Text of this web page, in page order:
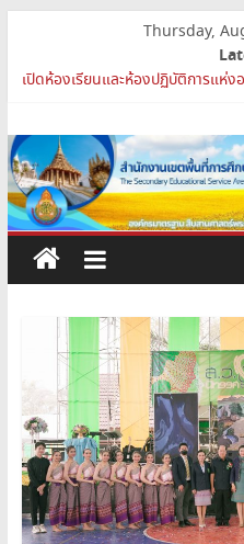
content
Thursday,
สพม.สบ ประชุมชี้แจงแนวทางการส่ง
สพม.สบ เสริมศักยภาพผู้บริหาร PA
ก้าวหน้าวิชาชีพ
สพม.สบ เข้าร่วมประชุมสัมมนา ผอ
for Education”
การย้ายข้าราชการครูและบุคลากรท
สำนักงาน
เขต
พื้นที่
การ
ศึกษา
มัธยมศึกษ
สระบุรี